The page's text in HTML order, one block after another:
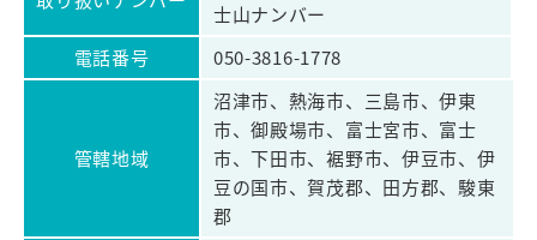
士山ナンバー
電話番号
050-3816-1778
管轄地域
沼津市、熱海市、三島市、伊東
市、御殿場市、富士宮市、富士
市、下田市、裾野市、伊豆市、伊
豆の国市、賀茂郡、田方郡、駿東
郡